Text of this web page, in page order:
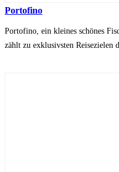
Portofino
Portofino, ein kleines schönes
zählt zu exklusivsten Reisezielen